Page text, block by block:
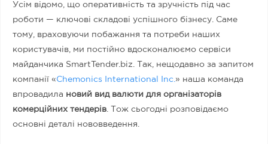
Усім відомо, що оперативність та зручність під час
роботи — ключові складові успішного бізнесу. Саме
тому, враховуючи побажання та потреби наших
користувачів, ми постійно вдосконалюємо сервіси
майданчика SmartTender.biz. Так, нещодавно за запитом
компанії «Chemonics International Inc. » наша команда
впровадила новий вид валюти для організаторів
комерційних тендерів . Тож сьогодні розповідаємо
основні деталі нововведення.